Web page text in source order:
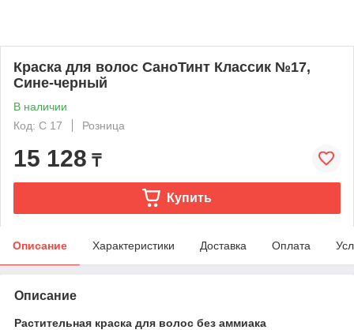
Краска для волос СаноТинт Классик №17,
Сине-черный
В наличии
Код: C 17
Розница
15 128 ₸
Купить
Описание Характеристики Доставка Оплата
Описание
Растительная краска для волос без аммиака